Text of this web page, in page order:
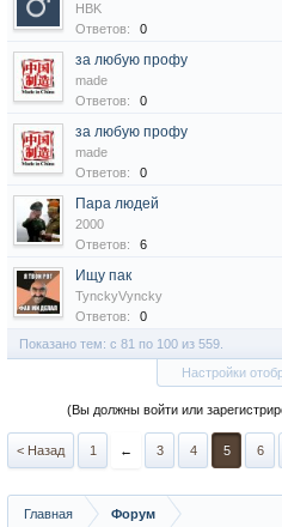
HBK
Ответов:
0
за любую профу
made
Ответов:
0
за любую профу
made
Ответов:
0
Пара людей
2000
Ответов:
6
Ищу пак
TynckyVyncky
Ответов:
0
Показано тем: с 81 по 100 из 559.
Настройки
(Вы должны войти или
< Назад 1 ← 3 4 5 6
Главная Форум